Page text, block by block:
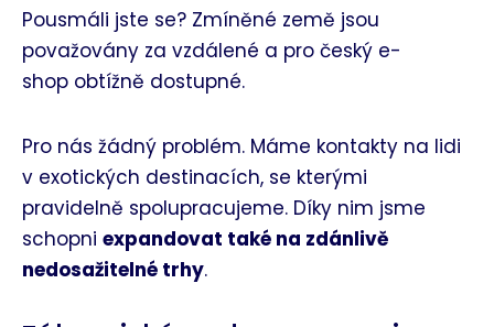
Pousmáli jste se? Zmíněné země jsou
považovány za vzdálené a pro český e-
shop obtížně dostupné.
Pro nás žádný problém. Máme kontakty na lidi
v exotických destinacích, se kterými
pravidelně spolupracujeme. Díky nim jsme
schopni expandovat také na zdánlivě
nedosažitelné trhy.